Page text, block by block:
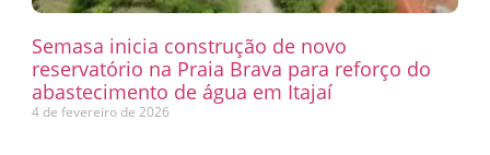
Semasa inicia construção de novo
reservatório na Praia Brava para reforço do
abastecimento de água em Itajaí
4 de fevereiro de 2026